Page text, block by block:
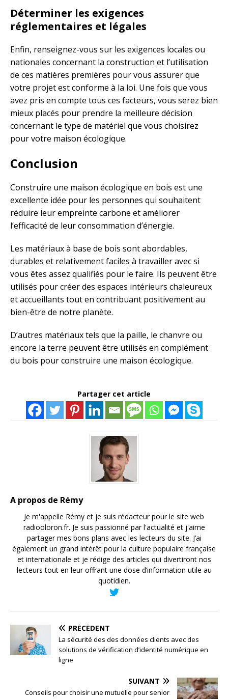
Déterminer les exigences
réglementaires et légales
Enfin, renseignez-vous sur les exigences locales ou
nationales concernant la construction et l’utilisation
de ces matières premières pour vous assurer que
votre projet est conforme à la loi. Une fois que vous
avez pris en compte tous ces facteurs, vous serez bien
mieux placés pour prendre la meilleure décision
concernant le type de matériel que vous choisirez
pour votre maison écologique.
Conclusion
Construire une maison écologique en bois est une
excellente idée pour les personnes qui souhaitent
réduire leur empreinte carbone et améliorer
l’efficacité de leur consommation d’énergie.
Les matériaux à base de bois sont abordables,
durables et relativement faciles à travailler avec si
vous êtes assez qualifiés pour le faire. Ils peuvent être
utilisés pour créer des espaces intérieurs chaleureux
et accueillants tout en contribuant positivement au
bien-être de notre planète.
D’autres matériaux tels que la paille, le chanvre ou
encore la terre peuvent être utilisés en complément
du bois pour construire une maison écologique.
Partager cet article
A propos de Rémy
Je m'appelle Rémy et je suis rédacteur pour le site web
radiooloron.fr. Je suis passionné par l'actualité et j'aime
partager mes bons plans avec les lecteurs du site. J’ai
également un grand intérêt pour la culture populaire française
et internationale et je rédige des articles qui divertiront nos
lecteurs tout en leur offrant une dose d’information utile au
quotidien.
PRÉCÉDENT
La sécurité des des données clients avec des
solutions de vérification d’identité numérique en
ligne
SUIVANT
Conseils pour choisir une mutuelle pour senior